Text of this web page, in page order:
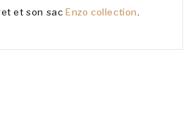
et son sacEnzo collection.